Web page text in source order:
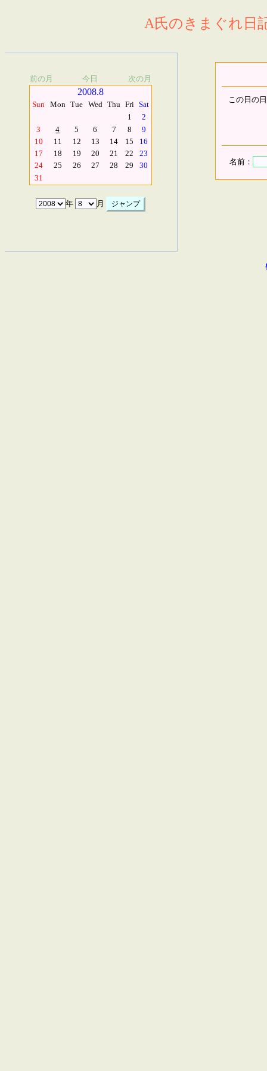
A氏のきまぐれ日
前の月 今日 次の月
2008.8
Sun Mon Tue Wed Thu Fri Sat
1
2
3
4 5 6 7 8
9
10
11 12 13 14 15
16
17
18 19 20 21 22
23
24
25 26 27 28 29
30
31
年 月
この日の
名前：